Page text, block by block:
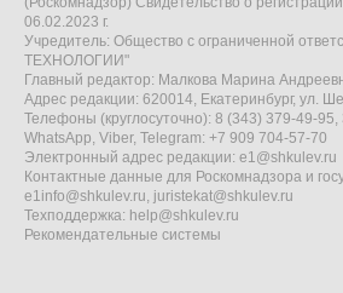
06.02.2023 г.
Учредитель: Общество с ограниченной
ТЕХНОЛОГИИ"
Главный редактор: Малкова Марина
Адрес редакции: 620014, Екатеринбург, ул.
Телефоны (круглосуточно): 8 (343) 379-49-95,
WhatsApp, Viber, Telegram: +7 909 704-57-70
Электронный адрес редакции: e1@shkulev.ru
Контактные данные для Роскомнадзора и
e1info@shkulev.ru, juristekat@shkulev.ru
Техподдержка: help@shkulev.ru
Рекомендательные системы